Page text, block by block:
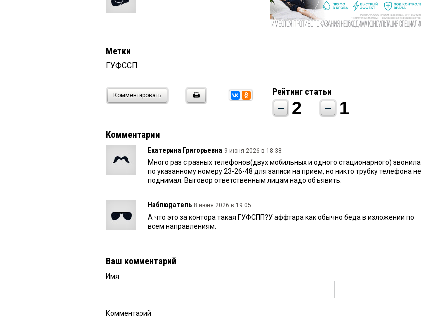
Метки
ГУФССП
Комментировать Рейтинг статьи
2 1
Комментарии
Екатерина Григорьевна 9 июня 2026 в 18:38:
Много раз с разных телефонов(двух мобильных и одного стационарного) звонила
по указанному номеру 23-26-48 для записи на прием, но никто трубку телефона не
поднимал. Выговор ответственным лицам надо объявить.
Наблюдатель 8 июня 2026 в 19:05:
А что это за контора такая ГУФСПП?У аффтара как обычно беда в изложении по
всем направлениям.
Ваш комментарий
Имя
Комментарий